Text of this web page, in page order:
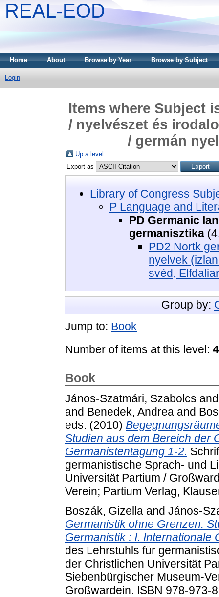
REAL-EOD
Home About Browse by Year Browse by Subject
Login
Items where Subject
/ nyelvészet és
/ germán
Up a level
Export as
Library of Congress
P Language and
PD Germanic
germanisztika
PD2 Nortk
nyelvek
svéd,
Group by:
Jump to: Book
Number of items at this level:
Book
János-Szatmári, Szabolcs
and Benedek, Andrea and
eds. (2010)
Studien aus dem Bereich der
Germanistentagung 1-2.
germanistische Sprach- und
Universität Partium /
Verein; Partium Verlag,
Boszák, Gizella and János-
Germanistik ohne Grenzen.
Germanistik : I. Internationale
des Lehrstuhls für
der Christlichen Universität
Siebenbürgischer Museum-
Großwardein. ISBN 978-973-